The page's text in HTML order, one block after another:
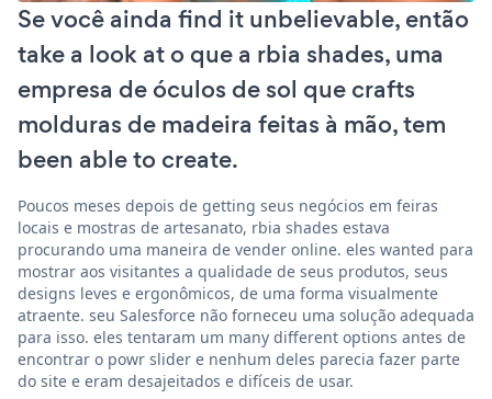
Se você ainda find it unbelievable, então
take a look at o que a rbia shades, uma
empresa de óculos de sol que crafts
molduras de madeira feitas à mão, tem
been able to create.
Poucos meses depois de getting seus negócios em feiras
locais e mostras de artesanato, rbia shades estava
procurando uma maneira de vender online. eles wanted para
mostrar aos visitantes a qualidade de seus produtos, seus
designs leves e ergonômicos, de uma forma visualmente
atraente. seu Salesforce não forneceu uma solução adequada
para isso. eles tentaram um many different options antes de
encontrar o powr slider e nenhum deles parecia fazer parte
do site e eram desajeitados e difíceis de usar.